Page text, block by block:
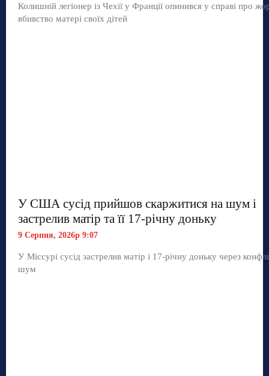
Колишній легіонер із Чехії у Франції опинився у справі про
вбивство матері своїх дітей
У США сусід прийшов скаржитися на шум і
застрелив матір та її 17-річну доньку
9 Серпня, 2026р 9:07
У Міссурі сусід застрелив матір і 17-річну доньку через
шум